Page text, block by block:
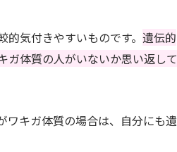
気付きやすいものです。 遺伝的
ガ体質の人がいないか思い返して
ワキガ体質の場合は、自分にも遺